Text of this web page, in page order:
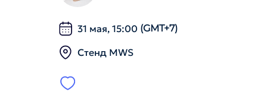
31 мая, 15:00 (GMT+7)
Стенд MWS